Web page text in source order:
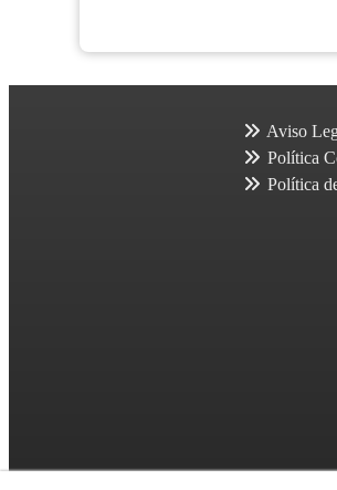
Aviso
Política
Política